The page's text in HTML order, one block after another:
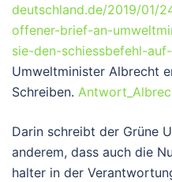
deutschland.de/2019/01/
offener-brief-an-
sie-den-schiessbefehl-
Umweltminister Albrecht
Schreiben.
Darin schreibt der Grüne
anderem, dass auch die
halter in der